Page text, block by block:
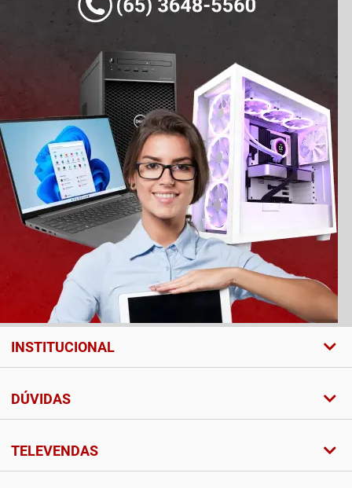
INSTITUCIONAL
DÚVIDAS
TELEVENDAS